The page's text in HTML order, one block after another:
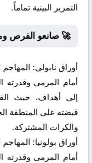
التمرير البينية تماماً.
🚀 صانعو الفرص
أوراق نابولي:
أمام المرمى
إلى أهداف. حيث
قبضته على المنطقة
والكرات المشتركة.
أوراق بولونيا:
أمام المرمى